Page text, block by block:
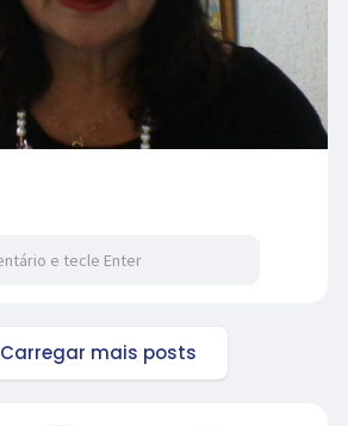
Carregar mais posts